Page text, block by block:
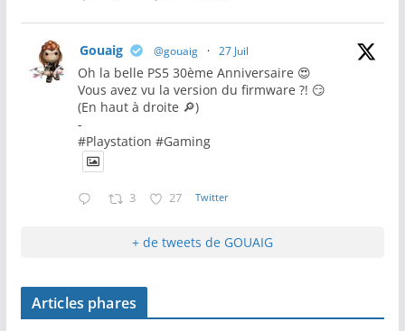
Gouaig @gouaig · 27 Juil
Oh la belle PS5 30ème Anniversaire 😍
Vous avez vu la version du firmware ?! 😏
(En haut à droite 🔎)
-
#Playstation #Gaming
3 27 Twitter
+ de tweets de GOUAIG
Articles phares